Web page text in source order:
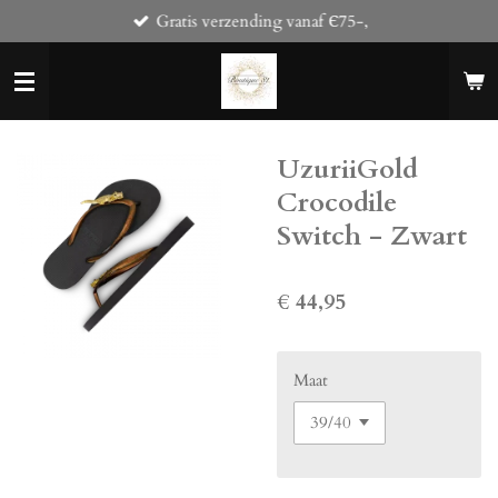
direct
naar
de
hoofdinhoud
Gratis verzending vanaf Є75-,
UzuriiGold
Crocodile
Switch - Zwart
€ 44,95
Maat